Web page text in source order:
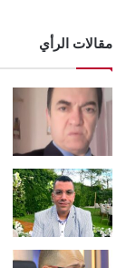
مقالات الرأي